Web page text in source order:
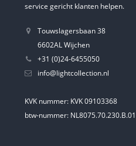
service gericht klanten helpen.
Touwslagersbaan 38
6602AL Wijchen
+31 (0)24-6455050
info@lightcollection.nl
KVK nummer: KVK 09103368
btw-nummer: NL8075.70.230.B.01